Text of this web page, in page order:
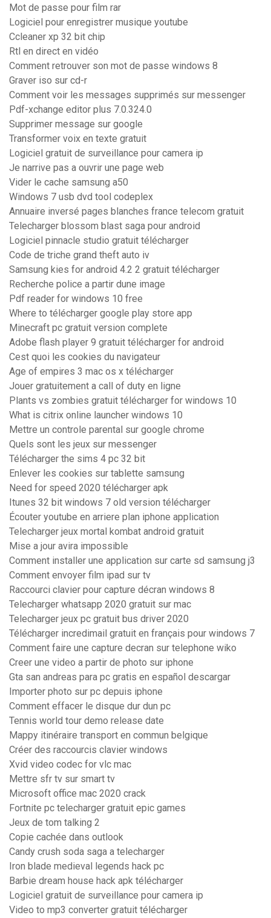
Mot de passe pour film rar
Logiciel pour enregistrer musique youtube
Ccleaner xp 32 bit chip
Rtl en direct en vidéo
Comment retrouver son mot de passe windows 8
Graver iso sur cd-r
Comment voir les messages supprimés sur messenger
Pdf-xchange editor plus 7.0.324.0
Supprimer message sur google
Transformer voix en texte gratuit
Logiciel gratuit de surveillance pour camera ip
Je narrive pas a ouvrir une page web
Vider le cache samsung a50
Windows 7 usb dvd tool codeplex
Annuaire inversé pages blanches france telecom gratuit
Telecharger blossom blast saga pour android
Logiciel pinnacle studio gratuit télécharger
Code de triche grand theft auto iv
Samsung kies for android 4.2 2 gratuit télécharger
Recherche police a partir dune image
Pdf reader for windows 10 free
Where to télécharger google play store app
Minecraft pc gratuit version complete
Adobe flash player 9 gratuit télécharger for android
Cest quoi les cookies du navigateur
Age of empires 3 mac os x télécharger
Jouer gratuitement a call of duty en ligne
Plants vs zombies gratuit télécharger for windows 10
What is citrix online launcher windows 10
Mettre un controle parental sur google chrome
Quels sont les jeux sur messenger
Télécharger the sims 4 pc 32 bit
Enlever les cookies sur tablette samsung
Need for speed 2020 télécharger apk
Itunes 32 bit windows 7 old version télécharger
Écouter youtube en arriere plan iphone application
Telecharger jeux mortal kombat android gratuit
Mise a jour avira impossible
Comment installer une application sur carte sd samsung j3
Comment envoyer film ipad sur tv
Raccourci clavier pour capture décran windows 8
Telecharger whatsapp 2020 gratuit sur mac
Telecharger jeux pc gratuit bus driver 2020
Télécharger incredimail gratuit en français pour windows 7
Comment faire une capture decran sur telephone wiko
Creer une video a partir de photo sur iphone
Gta san andreas para pc gratis en español descargar
Importer photo sur pc depuis iphone
Comment effacer le disque dur dun pc
Tennis world tour demo release date
Mappy itinéraire transport en commun belgique
Créer des raccourcis clavier windows
Xvid video codec for vlc mac
Mettre sfr tv sur smart tv
Microsoft office mac 2020 crack
Fortnite pc telecharger gratuit epic games
Jeux de tom talking 2
Copie cachée dans outlook
Candy crush soda saga a telecharger
Iron blade medieval legends hack pc
Barbie dream house hack apk télécharger
Logiciel gratuit de surveillance pour camera ip
Video to mp3 converter gratuit télécharger